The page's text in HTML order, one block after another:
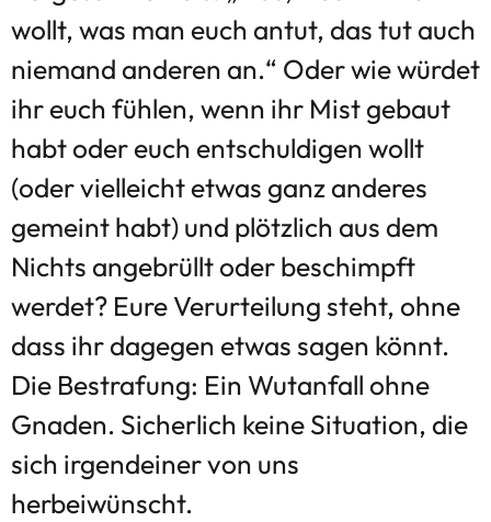
wollt, was man euch antut, das tut auch
niemand anderen an.“ Oder wie würdet
ihr euch fühlen, wenn ihr Mist gebaut
habt oder euch entschuldigen wollt
(oder vielleicht etwas ganz anderes
gemeint habt) und plötzlich aus dem
Nichts angebrüllt oder beschimpft
werdet? Eure Verurteilung steht, ohne
dass ihr dagegen etwas sagen könnt.
Die Bestrafung: Ein Wutanfall ohne
Gnaden. Sicherlich keine Situation, die
sich irgendeiner von uns
herbeiwünscht.